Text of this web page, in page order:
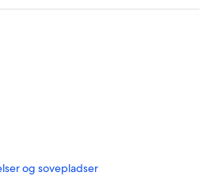
og sovepladser